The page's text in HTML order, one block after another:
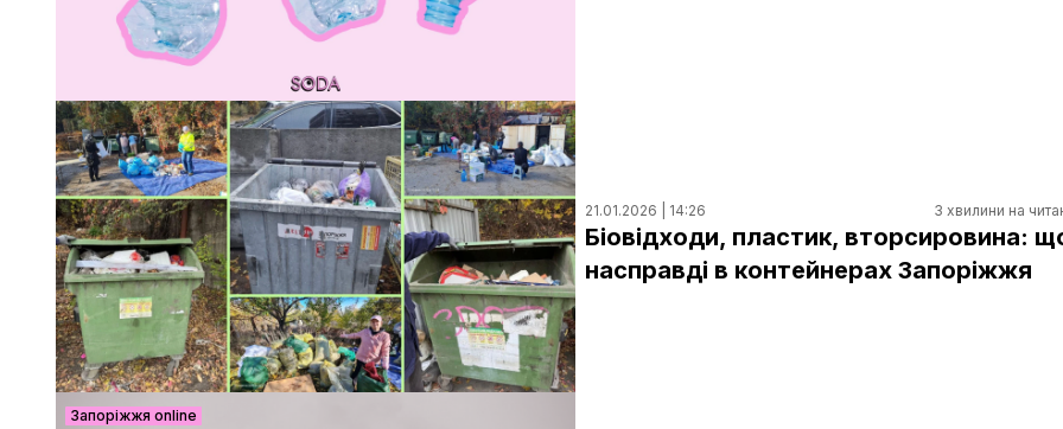
21.01.2026 | 14:26 3 хвилини на
Біовідходи, пластик, вторсировина:
насправді в контейнерах Запоріжжя
Запоріжжя online